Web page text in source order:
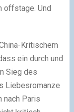
offstage. Und
Kritischem
ein durch und
Sieg des
Liebesromanze
nach Paris